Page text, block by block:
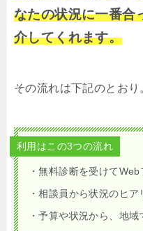
なたの状況に一番合
介してくれます。
その流れは下記のとおり
利用はこの3つの流れ
・無料診断を受けて
・相談員から状況のヒア
・予算や状況から、地